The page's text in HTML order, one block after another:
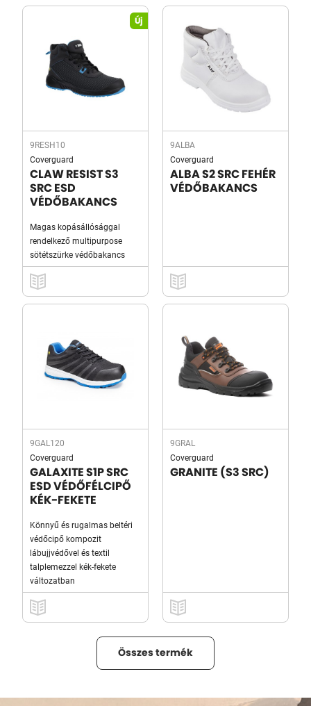
Új
9RESH10
Coverguard
CLAW RESIST S3
SRC ESD
VÉDŐBAKANCS
Magas kopásállósággal
rendelkező multipurpose
sötétszürke védőbakancs
9ALBA
Coverguard
ALBA S2 SRC FEHÉR
VÉDŐBAKANCS
9GAL120
Coverguard
GALAXITE S1P SRC
ESD VÉDŐFÉLCIPŐ
KÉK-FEKETE
Könnyű és rugalmas beltéri
védőcipő kompozit
lábujjvédővel és textil
talplemezzel kék-fekete
változatban
9GRAL
Coverguard
GRANITE (S3 SRC)
Összes termék